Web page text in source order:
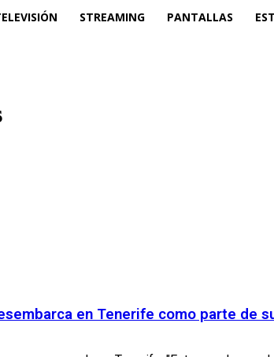
STREAMING PANTALLAS
en Tenerife como parte de